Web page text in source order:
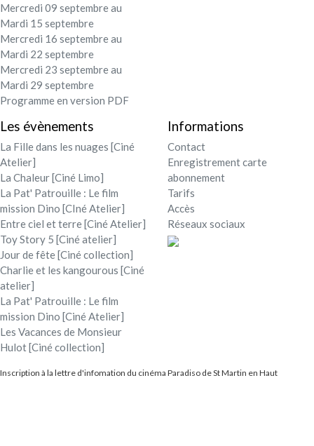
Mercredi 09 septembre au
Mardi 15 septembre
Mercredi 16 septembre au
Mardi 22 septembre
Mercredi 23 septembre au
Mardi 29 septembre
Programme en version PDF
Les évènements
La Fille dans les nuages [Ciné
Atelier]
La Chaleur [Ciné Limo]
La Pat' Patrouille : Le film
mission Dino [CIné Atelier]
Entre ciel et terre [Ciné Atelier]
Toy Story 5 [Ciné atelier]
Jour de fête [Ciné collection]
Charlie et les kangourous [Ciné
atelier]
La Pat' Patrouille : Le film
mission Dino [Ciné Atelier]
Les Vacances de Monsieur
Hulot [Ciné collection]
Informations
Contact
Enregistrement carte
abonnement
Tarifs
Accès
Réseaux sociaux
Inscription à la lettre d'infomation du cinéma Paradiso de St Martin en Haut